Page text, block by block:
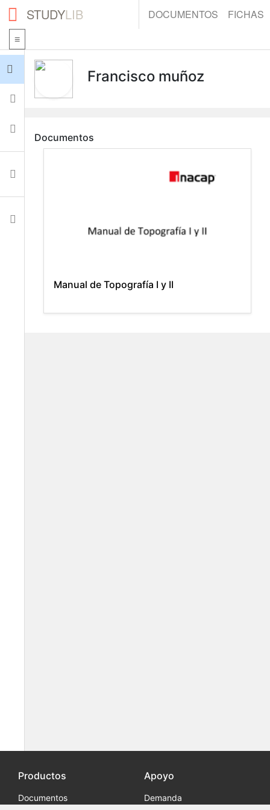
STUDYLIB DOCUMENTOS FICHAS
Iniciar sesión
Fichas
Francisco muñoz
Documentos
Manual de Topografía I y II
Productos
Documentos
Apoyo
Demanda